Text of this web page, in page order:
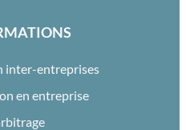
inter-entreprises
en entreprise